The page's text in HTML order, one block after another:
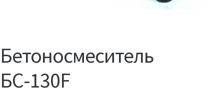
Бетоносмеситель
БС-130F